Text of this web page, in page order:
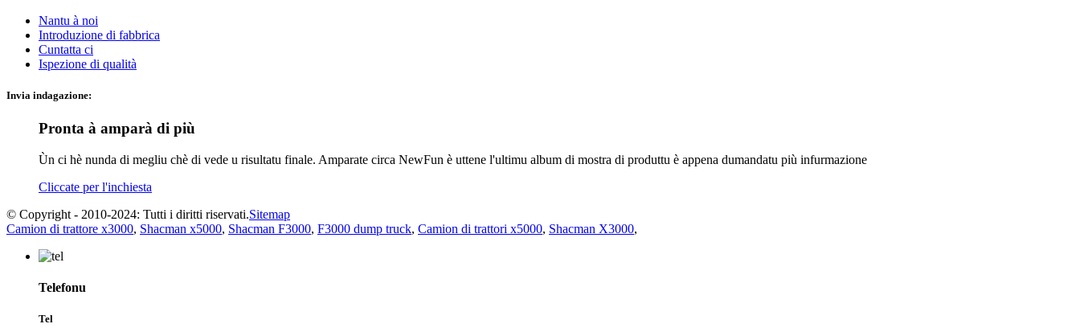
Nantu à noi
Introduzione di fabbrica
Cuntatta ci
Ispezione di qualità
Invia indagazione:
Pronta à amparà di più
Ùn ci hè nunda di megliu chè di vede u risultatu finale. Amparate circa NewFun è uttene l'ultimu album di mostra di produttu è appena dumandatu più infurmazione
Cliccate per l'inchiesta
© Copyright - 2010-2024: Tutti i diritti riservati.Sitemap
Camion di trattore x3000, Shacman x5000, Shacman F3000, F3000 dump truck, Camion di trattori x5000, Shacman X3000,
Telefonu
Tel